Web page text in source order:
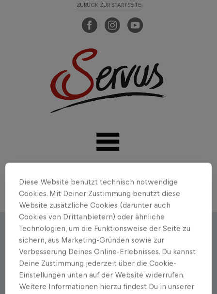
ZURÜCK ZUR STARTSEITE
Autorenportrait
Christina Wasenegger
Anja Fischer wurde 1980 in Graz geboren. Heute lebt
die zweifache Mutter mit ihrer Familie im Salzburger
Diese Website benutzt technisch notwendige
Cookies. Mit Deiner Zustimmung benutzt diese
Website zusätzliche Cookies (darunter auch
Cookies von Drittanbietern) oder ähnliche
Technologien, um die Funktionsweise der Seite zu
sichern, aus Marketing-Gründen sowie zur
Verbesserung Deines Online-Erlebnisses. Du kannst
Deine Zustimmung jederzeit über die Cookie-
Einstellungen unten auf der Website widerrufen.
Weitere Informationen hierzu findest Du in unserer